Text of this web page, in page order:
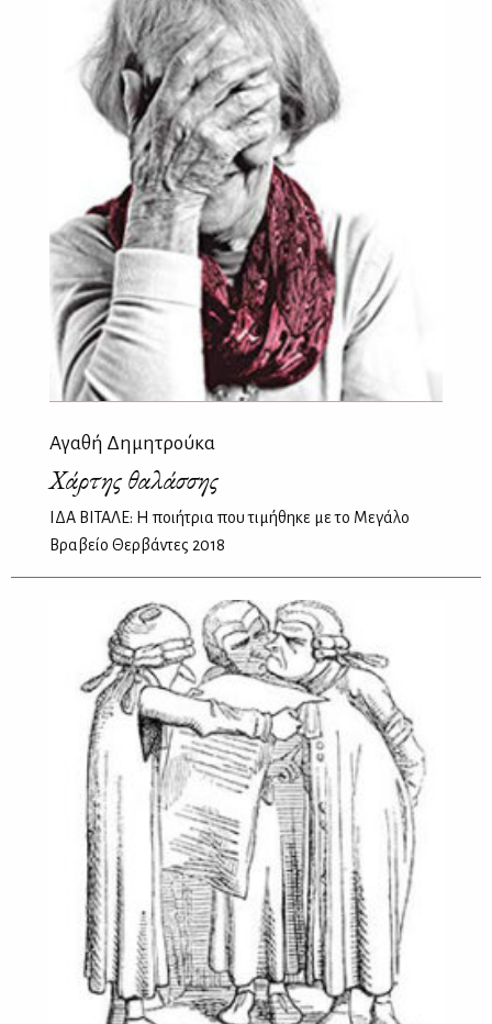
Αγαθή Δημητρούκα
Χάρτης θαλάσσης
ΙΔΑ ΒΙΤΑΛΕ: Η ποιήτρια που τιμήθηκε με το Μεγάλο
Βραβείο Θερβάντες 2018